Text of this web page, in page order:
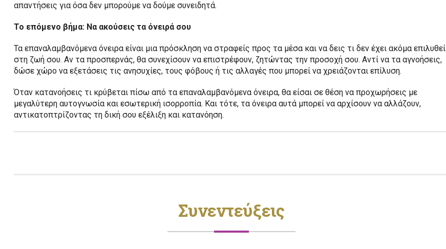
απαντήσεις για όσα δεν μπορούμε να δούμε συνειδητά.
Το επόμενο βήμα: Να ακούσεις τα όνειρά σου
Τα επαναλαμβανόμενα όνειρα είναι μια πρόσκληση να στραφείς προς τα μέσα και να δεις τι δεν έχει ακόμα επιλυθεί
στη ζωή σου. Αν τα προσπερνάς, θα συνεχίσουν να επιστρέφουν, ζητώντας την προσοχή σου. Αντί να τα αγνοήσεις,
δώσε χώρο να εξετάσεις τις ανησυχίες, τους φόβους ή τις αλλαγές που μπορεί να χρειάζονται επίλυση.
Όταν κατανοήσεις τι κρύβεται πίσω από τα επαναλαμβανόμενα όνειρα, θα είσαι σε θέση να προχωρήσεις με
μεγαλύτερη αυτογνωσία και εσωτερική ισορροπία. Και τότε, τα όνειρα αυτά μπορεί να αρχίσουν να αλλάζουν,
αντικατοπτρίζοντας τη δική σου εξέλιξη και κατανόηση.
Συνεντεύξεις